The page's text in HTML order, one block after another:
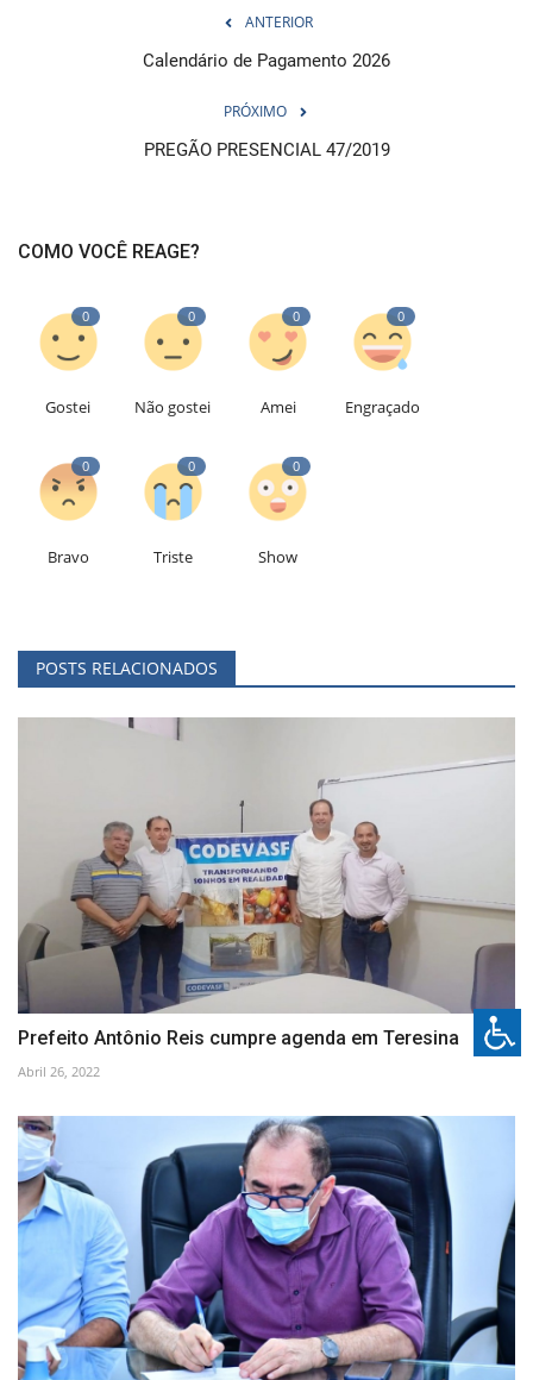
ANTERIOR
Calendário de Pagamento 2026
PRÓXIMO
PREGÃO PRESENCIAL 47/2019
COMO VOCÊ REAGE?
0
Gostei
0
Não gostei
0
Amei
0
Engraçado
0
Bravo
0
Triste
0
Show
POSTS RELACIONADOS
Prefeito Antônio Reis cumpre agenda em Teresina
Abril 26, 2022